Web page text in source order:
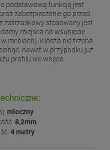
podstawową funkcją jest
zabezpieczenie go przed
zatrzaskowy stosowany jest
miejsca na wsunięcie
meblach). Klosza nie trzeba
nawet w przypadku już
profilu we wnęce.
mleczny
8,2mm
4 metry